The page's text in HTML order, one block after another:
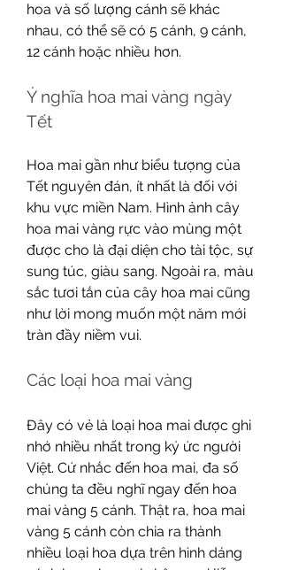
hoa và số lượng cánh sẽ khác
nhau, có thể sẽ có 5 cánh, 9 cánh,
12 cánh hoặc nhiều hơn.
Ý nghĩa hoa mai vàng ngày
Tết
Hoa mai gần như biểu tượng của
Tết nguyên đán, ít nhất là đối với
khu vực miền Nam. Hình ảnh cây
hoa mai vàng rực vào mùng một
được cho là đại diện cho tài tộc, sự
sung túc, giàu sang. Ngoài ra, màu
sắc tươi tắn của cây hoa mai cũng
như lời mong muốn một năm mới
tràn đầy niềm vui.
Các loại hoa mai vàng
Đây có vẻ là loại hoa mai được ghi
nhớ nhiều nhất trong ký ức người
Việt. Cứ nhắc đến hoa mai, đa số
chúng ta đều nghĩ ngay đến hoa
mai vàng 5 cánh. Thật ra, hoa mai
vàng 5 cánh còn chia ra thành
nhiều loại hoa dựa trên hình dáng